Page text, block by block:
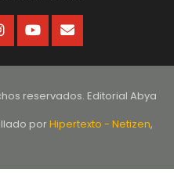
reservados. Editorial Abya
porHipertexto - Netizen,